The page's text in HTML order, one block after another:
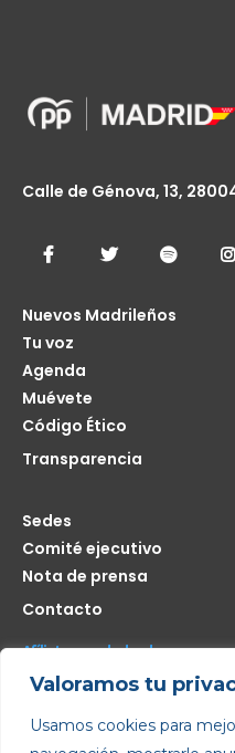
Valoramos tu
Usamos cookies para
Calle de Génova, 13,
Nuevos Madrileños
Tu voz
Agenda
Muévete
Código Ético
Transparencia
Sedes
Comité ejecutivo
Nota de prensa
Contacto
Afíliate seas de donde seas
Me interesa